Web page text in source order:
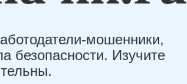
мошенники,
безопасности. Изучите